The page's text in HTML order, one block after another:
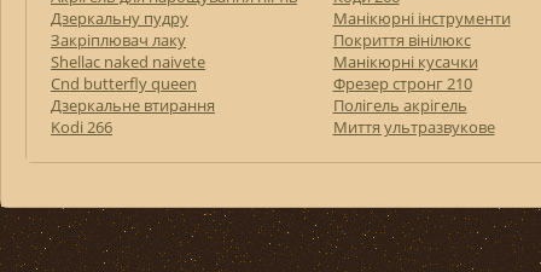
Дзеркальну пудру
Закріплювач лаку
Shellac naked naivete
Cnd butterfly queen
Дзеркальне втирання
Kodi 266
Манікюрні інструменти
Покриття вінілюкс
Манікюрні кусачки
Фрезер стронг 210
Полігель акрігель
Миття ультразвукове